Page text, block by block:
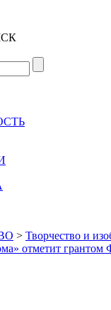
> Творчество и
отметит